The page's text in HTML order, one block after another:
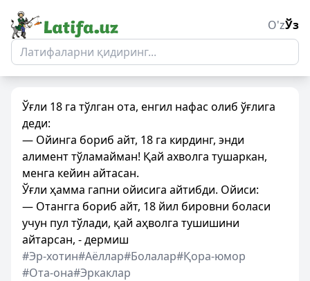
O'zЎз
Ўғли 18 га тўлган ота, енгил нафас олиб ўғлига
деди:
— Ойинга бориб айт, 18 га кирдинг, энди
алимент тўламайман! Қай ахволга тушаркан,
менга кейин айтасан.
Ўғли ҳамма гапни ойисига айтибди. Ойиси:
— Отангга бориб айт, 18 йил бировни боласи
учун пул тўлади, қай аҳволга тушишини
айтарсан, - дермиш
#Эр-хотин#Аёллар#Болалар#Қора-юмор
#Ота-она#Эркаклар